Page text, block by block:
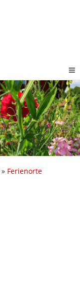
» Ferienorte